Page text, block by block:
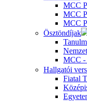
MCC
MCC
MCC
Ösztöndíjak
MCC -
Hallgatói
Fiatal